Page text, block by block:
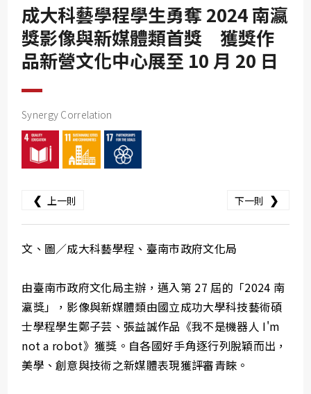
SDG11
SDG12
SDG13
成大科藝學程學生勇奪 2024 南瀛
獎影像與新媒體類首獎 獲獎作
品新營文化中心展至 10 月 20 日
Synergy Correlation
❮ 上一則 下一則 ❯
文、圖／成大科藝學程、臺南市政府文化局
由臺南市政府文化局主辦，邁入第 27 屆的「2024 南
瀛獎」，影像與新媒體類由國立成功大學科技藝術碩
士學程學生鄭子芸、張益誠作品《我不是機器人 I'm
not a robot》獲獎。自各國好手角逐行列脫穎而出，
美學、創意與技術之新媒體表現獲評審青睞。